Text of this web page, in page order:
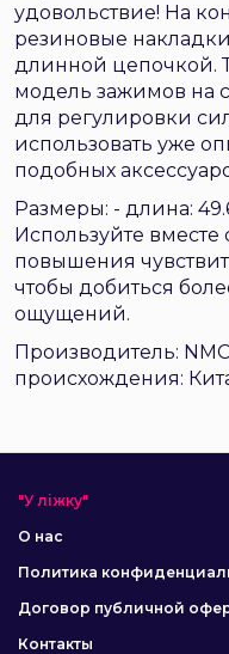
удовольствие! На
резиновые
длинной цепочкой.
модель зажимов на
для регулировки
использовать уже
подобных
Размеры: - длина:
Используйте
повышения
чтобы добиться
ощущений.
Производитель:
происхождения:
"У ліжку"
О нас
Политика
Договор публичной
Контакты